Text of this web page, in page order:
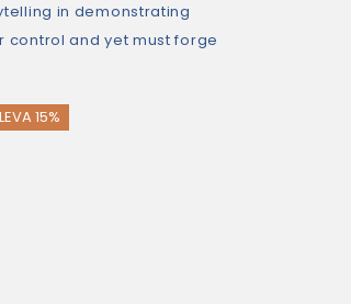
in demonstrating
control and yet must forge
15%